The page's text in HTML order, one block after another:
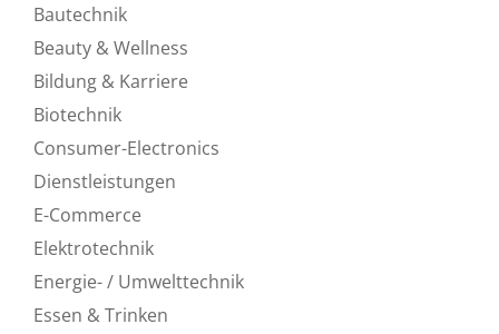
Bautechnik
Beauty & Wellness
Bildung & Karriere
Biotechnik
Consumer-Electronics
Dienstleistungen
E-Commerce
Elektrotechnik
Energie- / Umwelttechnik
Essen & Trinken